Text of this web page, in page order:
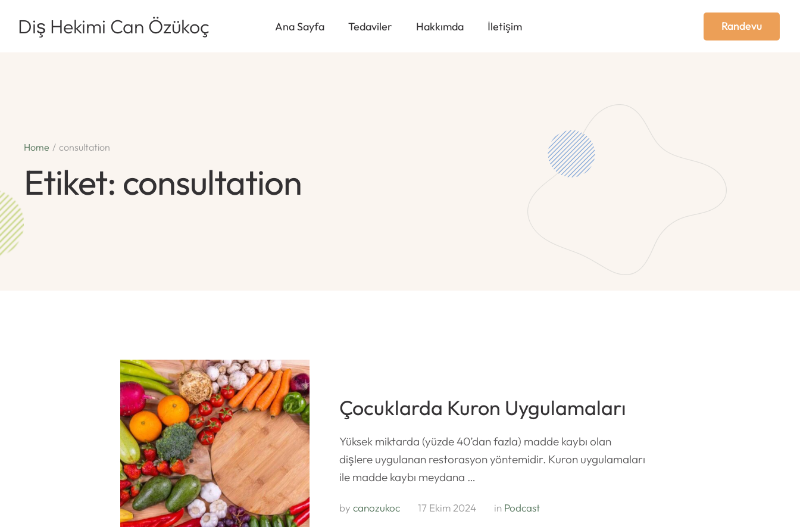
Diş Hekimi Can Özükoç Ana Sayfa Tedaviler Hakkımda İletişim Randevu
Home / consultation
Etiket: consultation
Çocuklarda Kuron Uygulamaları
Yüksek miktarda (yüzde 40’dan fazla) madde kaybı olan
dişlere uygulanan restorasyon yöntemidir. Kuron uygulamaları
ile madde kaybı meydana …
by canozukoc 17 Ekim 2024 in Podcast